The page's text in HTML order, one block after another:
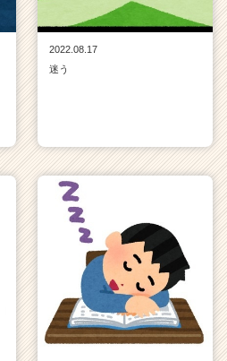
2022.08.17
迷う